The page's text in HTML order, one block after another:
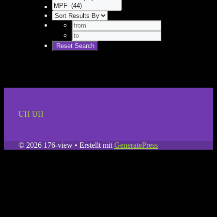
UH UH
© 2026 176-view • Erstellt mit GeneratePress